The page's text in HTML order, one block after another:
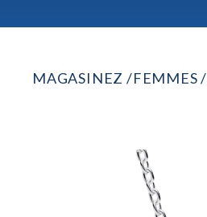
MAGASINEZ FEMMES